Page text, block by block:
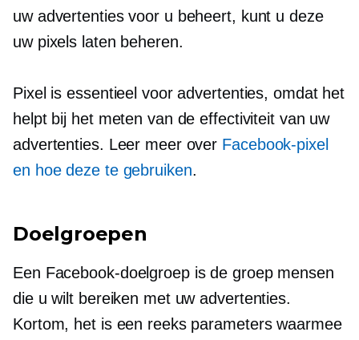
uw advertenties voor u beheert, kunt u deze
uw pixels laten beheren.
Pixel is essentieel voor advertenties, omdat het
helpt bij het meten van de effectiviteit van uw
advertenties. Leer meer over Facebook-pixel
en hoe deze te gebruiken.
Doelgroepen
Een Facebook-doelgroep is de groep mensen
die u wilt bereiken met uw advertenties.
Kortom, het is een reeks parameters waarmee